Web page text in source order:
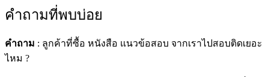
คำถามที่พบบ่อย
คำถาม : ลูกค้าที่ซื้อ หนังสือ แนวข้อสอบ จากเราไปสอบติดเยอะ
ไหม ?